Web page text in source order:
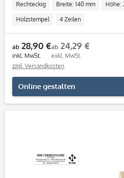
Rechteckig Breite: 140 mm Höhe:
Holzstempel 4 Zeilen
ab 28,90 €
inkl. MwSt.
ab 24,29 €
exkl. MwSt.
zzgl. Versandkosten
Online gestalten